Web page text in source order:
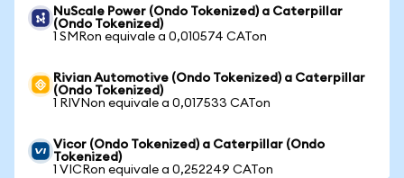
NuScale Power (Ondo Tokenized) a Caterpillar
(Ondo Tokenized)
1 SMRon equivale a 0,010574 CATon
Rivian Automotive (Ondo Tokenized) a Caterpillar
(Ondo Tokenized)
1 RIVNon equivale a 0,017533 CATon
Vicor (Ondo Tokenized) a Caterpillar (Ondo
Tokenized)
1 VICRon equivale a 0,252249 CATon